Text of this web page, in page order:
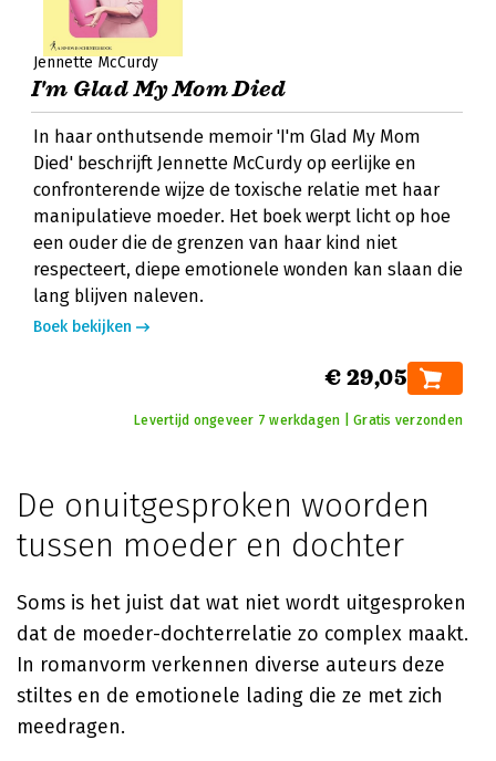
Jennette McCurdy
I'm Glad My Mom Died
In haar onthutsende memoir 'I'm Glad My Mom
Died' beschrijft Jennette McCurdy op eerlijke en
confronterende wijze de toxische relatie met haar
manipulatieve moeder. Het boek werpt licht op hoe
een ouder die de grenzen van haar kind niet
respecteert, diepe emotionele wonden kan slaan die
lang blijven naleven.
Boek bekijken
€ 29,05
Levertijd ongeveer 7 werkdagen | Gratis verzonden
De onuitgesproken woorden
tussen moeder en dochter
Soms is het juist dat wat niet wordt uitgesproken
dat de moeder-dochterrelatie zo complex maakt.
In romanvorm verkennen diverse auteurs deze
stiltes en de emotionele lading die ze met zich
meedragen.